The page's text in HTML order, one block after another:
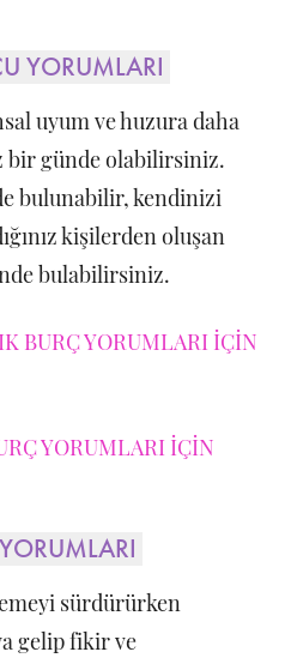
YORUMLARI
uyum ve huzura daha
bir günde olabilirsiniz.
bulunabilir, kendinizi
kişilerden oluşan
bulabilirsiniz.
BURÇ YORUMLARI İÇİN
YORUMLARI İÇİN
sürdürürken
gelip fikir ve